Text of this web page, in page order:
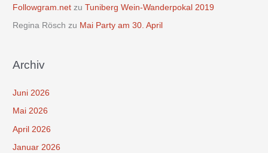
Followgram.net zuTuniberg Wein-Wanderpokal 2019
Regina Rösch zu Mai Party am 30. April
Archiv
Juni 2026
Mai 2026
April 2026
Januar 2026